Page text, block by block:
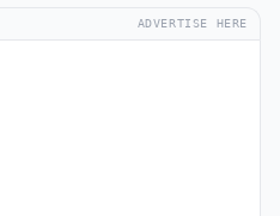
ADVERTISE HERE